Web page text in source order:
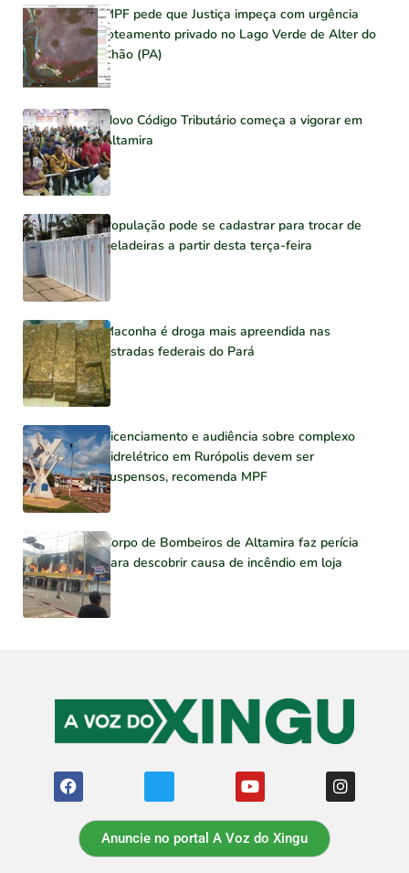
MPF pede que Justiça impeça com urgência
loteamento privado no Lago Verde de Alter do
Chão (PA)
Novo Código Tributário começa a vigorar em
Altamira
População pode se cadastrar para trocar de
geladeiras a partir desta terça-feira
Maconha é droga mais apreendida nas
estradas federais do Pará
Licenciamento e audiência sobre complexo
hidrelétrico em Rurópolis devem ser
suspensos, recomenda MPF
Corpo de Bombeiros de Altamira faz perícia
para descobrir causa de incêndio em loja
Anuncie no portal A Voz do Xingu